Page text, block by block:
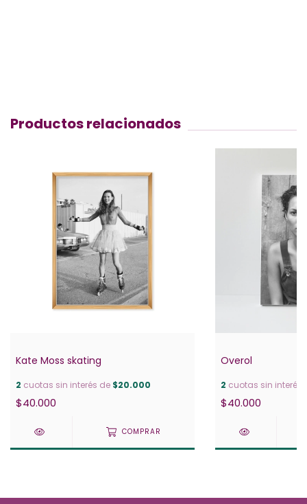
Productos relacionados
Kate Moss skating
2 cuotas sin interés de $20.000
$40.000
COMPRAR
Overol
2 cuotas sin interés
$40.000